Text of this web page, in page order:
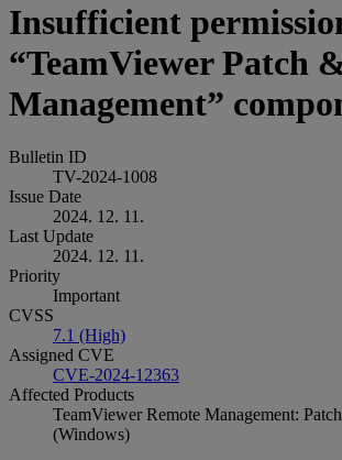
Insufficient
“TeamViewer Patch
Management”
Bulletin ID
TV-2024-1008
Issue Date
2024. 12. 11.
Last Update
2024. 12. 11.
Priority
Important
CVSS
7.1 (High)
Assigned CVE
CVE-2024-12363
Affected Products
TeamViewer Remote Management:
(Windows)